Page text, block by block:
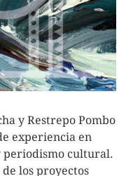
y Restrepo Pombo
experiencia en
periodismo cultural.
los proyectos